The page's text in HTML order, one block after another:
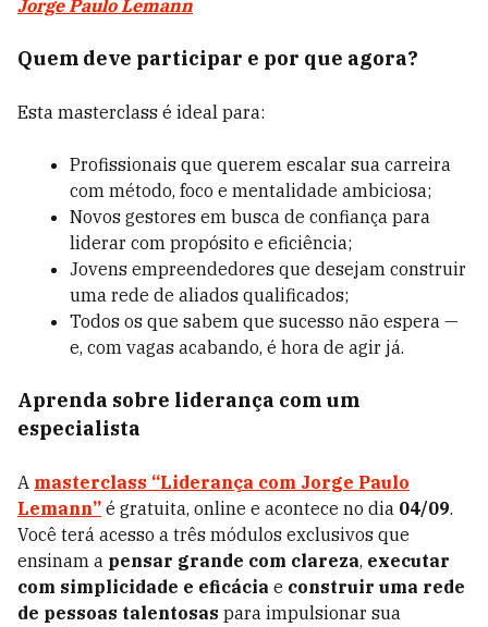
Jorge Paulo Lemann
Quem deve participar e por que agora?
Esta masterclass é ideal para:
Profissionais que querem escalar sua carreira
com método, foco e mentalidade ambiciosa;
Novos gestores em busca de confiança para
liderar com propósito e eficiência;
Jovens empreendedores que desejam construir
uma rede de aliados qualificados;
Todos os que sabem que sucesso não espera —
e, com vagas acabando, é hora de agir já.
Aprenda sobre liderança com um
especialista
A masterclass “Liderança com Jorge Paulo
Lemann” é gratuita, online e acontece no dia 04/09.
Você terá acesso a três módulos exclusivos que
ensinam a pensar grande com clareza, executar
com simplicidade e eficácia e construir uma rede
de pessoas talentosas para impulsionar sua